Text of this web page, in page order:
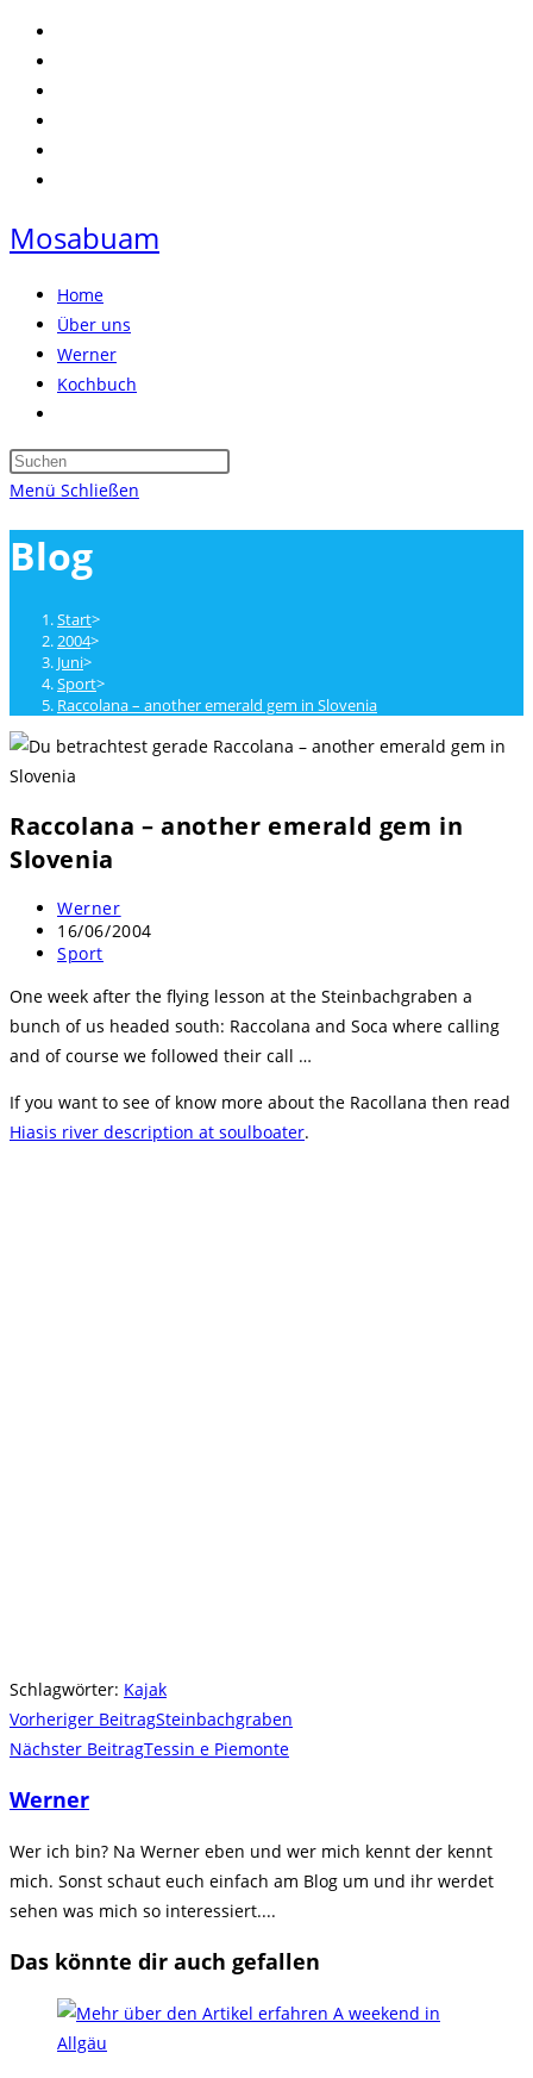
Zum
Inhalt
springen
Mosabuam
Home
Über uns
Werner
Kochbuch
umschalten
Press
Menü Schließen
Blog
Start>
2004>
Juni>
Sport>
Raccolana – another emerald gem in Slovenia
Raccolana – another emerald gem in
Slovenia
Beitrags-
Autor:
Werner
Beitrag
veröffentlicht:
16/06/2004
Beitrags-
Sport
One week after the flying lesson at the Steinbachgraben a
bunch of us headed south: Raccolana and Soca where calling
and of course we followed their call …
If you want to see of know more about the Racollana then read
Hiasis river description at soulboater.
Schlagwörter: Kajak
Weitere
Artikel
ansehen
Vorheriger BeitragSteinbachgraben
Nächster BeitragTessin e Piemonte
Werner
Wer ich bin? Na Werner eben und wer mich kennt der kennt
mich. Sonst schaut euch einfach am Blog um und ihr werdet
sehen was mich so interessiert....
Das könnte dir auch gefallen